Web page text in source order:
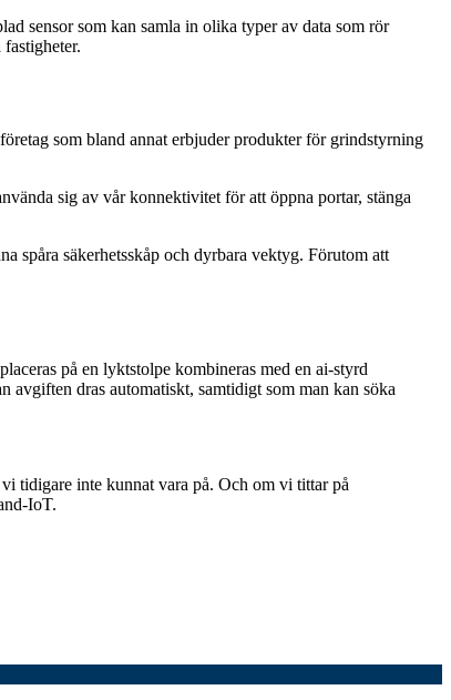
sensor som kan samla in olika typer av data som rör
som bland annat erbjuder produkter för grindstyrning
sig av vår konnektivitet för att öppna portar, stänga
spåra säkerhetsskåp och dyrbara vektyg. Förutom att
på en lyktstolpe kombineras med en ai-styrd
avgiften dras automatiskt, samtidigt som man kan söka
tidigare inte kunnat vara på. Och om vi tittar på
IoT.